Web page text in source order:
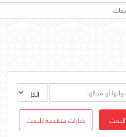
البحث خيارات متقدمة للبحث